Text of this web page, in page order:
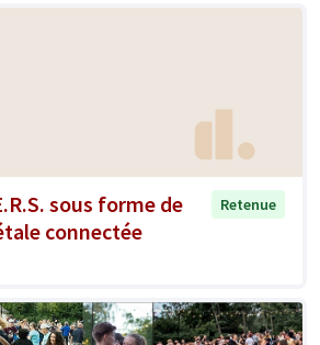
sous forme de
connectée
Retenue